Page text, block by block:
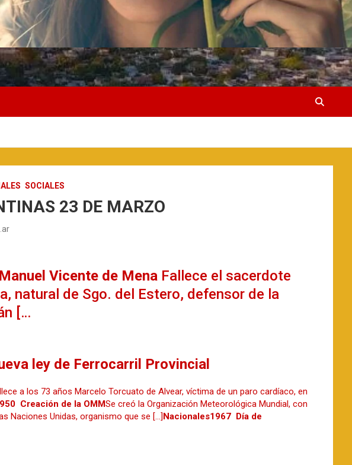
SOCIALES
23 DE MARZO
Vicente de Mena Fallece el sacerdote
natural de Sgo. del Estero, defensor de la
[…
ley de Ferrocarril Provincial
a los 73 años Marcelo Torcuato de Alvear, víctima de un paro cardíaco, en
Creación de la OMMSe creó la Organización Meteorológica Mundial, con
Naciones Unidas, organismo que se […]Nacionales1967 Día de